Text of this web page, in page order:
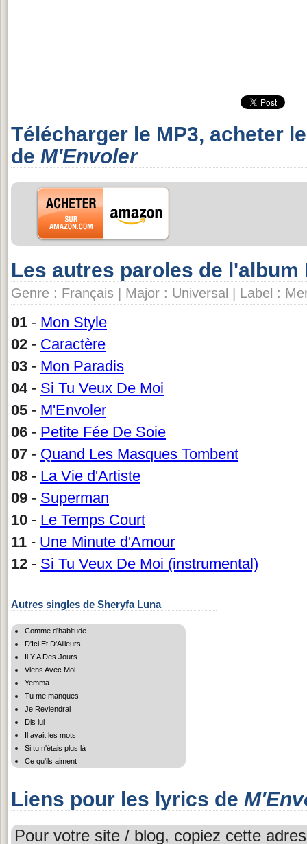
Télécharger le MP3, acheter
de M'Envoler
Les autres paroles de l'album
Genre : Français | Major : Universal | Label :
01 - Mon Style
02 - Caractère
03 - Mon Paradis
04- Si Tu Veux De Moi
05 - M'Envoler
06 - Petite Fée De Soie
07 - Quand Les Masques Tombent
08 - La Vie d'Artiste
09 - Superman
10 - Le Temps Court
11 - Une Minute d'Amour
12 - Si Tu Veux De Moi (instrumental)
Autres singles de Sheryfa Luna
Comme d'habitude
D'Ici Et D'Ailleurs
Il Y A Des Jours
Viens Avec Moi
Yemma
Tu me manques
Je Reviendrai
Dis lui
Il avait les mots
Si tu n'étais plus là
Ce qu'ils aiment
Liens pour les lyrics de
Pour votre site / blog, copiez cette